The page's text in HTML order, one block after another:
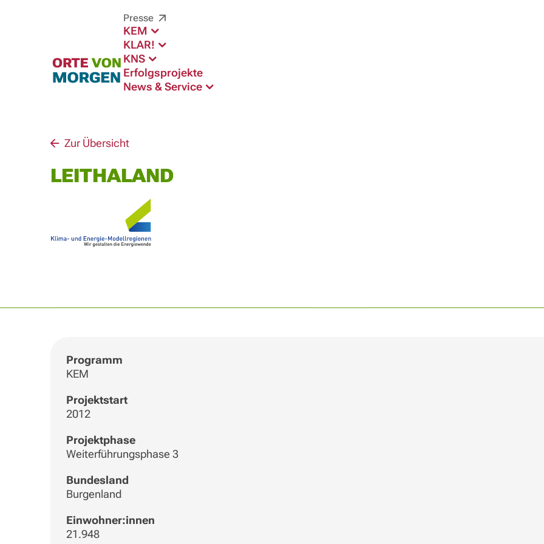
Presse
KEM
KLAR!
KNS
Erfolgsprojekte
News & Service
Zur Übersicht
LEITHALAND
Programm
KEM
Projektstart
2012
Projektphase
Weiterführungsphase 3
Bundesland
Burgenland
Einwohner:innen
21.948